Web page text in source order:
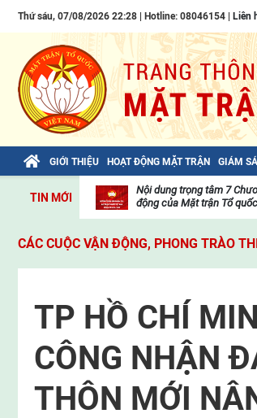
Thứ sáu, 07/08/2026 22:28 | Hotline: 08046154 | Liên
GIỚI THIỆU HOẠT ĐỘNG MẶT TRẬN GIÁM
TIN MỚI
Lâm: TIẾN
viện
Nội dung trọng tâm 7
động của Mặt trận Tổ
CÁC CUỘC VẬN ĐỘNG, PHONG TRÀO
TP HỒ CHÍ
CÔNG NHẬN
THÔN MỚI